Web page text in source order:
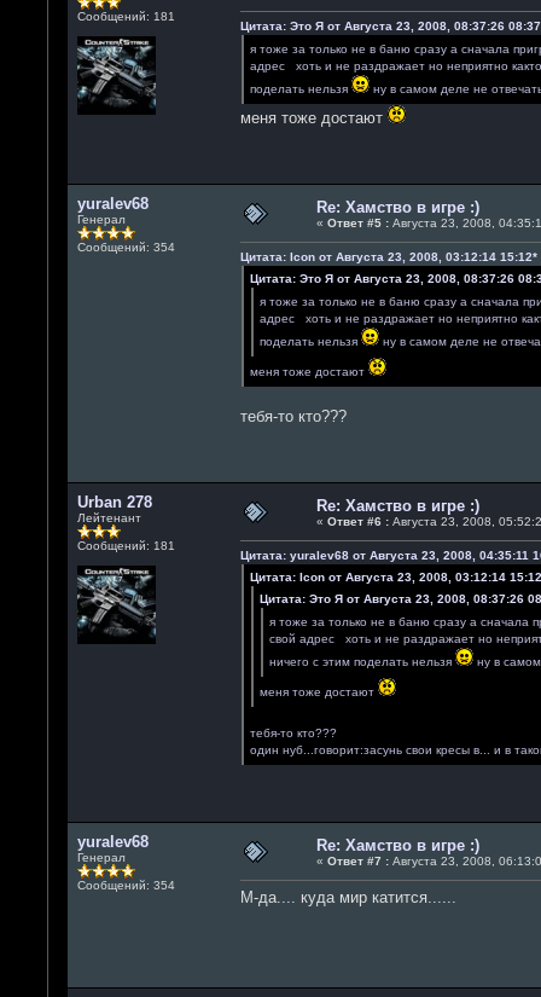
Сообщений: 181
Цитата: Это Я от Августа 23, 2008, 08:37:26
я тоже за только не в баню сразу а сначала
адрес хоть и не раздражает но неприятно
поделать нельзя
ну в самом деле не
меня тоже достают
yuralev68
Генерал
Сообщений: 354
Re: Хамство в игре :)
« Ответ #5 :Августа 23, 2008,
Цитата: Icon от Августа 23, 2008, 03:12:14 15:12*
Цитата: Это Я от Августа 23, 2008, 08:37:26
я тоже за только не в баню сразу а сначала
адрес хоть и не раздражает но неприятно
поделать нельзя
ну в самом деле не
меня тоже достают
тебя-то кто???
Urban 278
Лейтенант
Сообщений: 181
Re: Хамство в игре :)
« Ответ #6 :Августа 23, 2008,
Цитата: yuralev68 от Августа 23, 2008, 04:35:11
Цитата: Icon от Августа 23, 2008, 03:12:14
Цитата: Это Я от Августа 23, 2008, 08:37:26
я тоже за только не в баню сразу а сначала
свой адрес хоть и не раздражает но
ничего с этим поделать нельзя
ну в
меня тоже достают
тебя-то кто???
один нуб...говорит:засунь свои кресы в... и в
yuralev68
Генерал
Сообщений: 354
Re: Хамство в игре :)
« Ответ #7 :Августа 23, 2008,
М-да.... куда мир катится......